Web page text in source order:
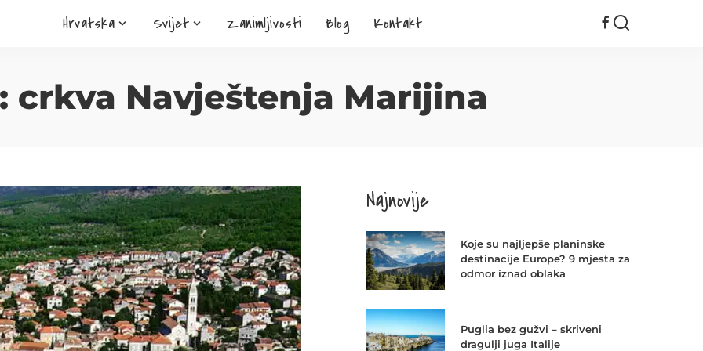
Hrvatska Svijet Zanimljivosti Blog Kontakt
crkva Navještenja Marijina
Najnovije
Koje su najljepše planinske
destinacije Europe? 9 mjesta za
odmor iznad oblaka
Puglia bez gužvi – skriveni
dragulji juga Italije